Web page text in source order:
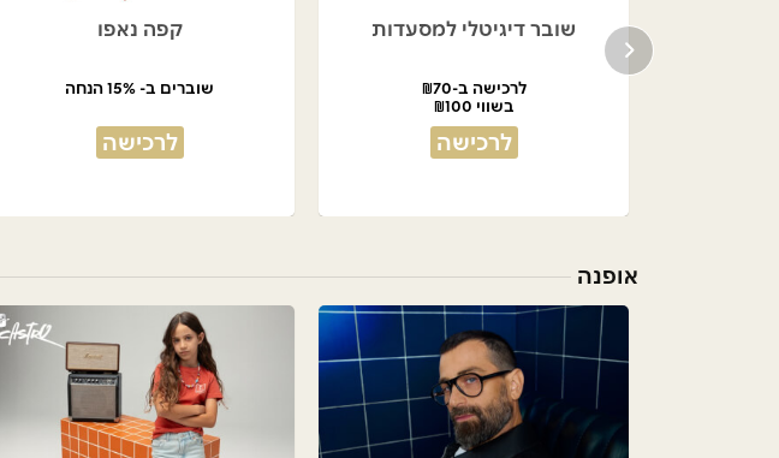
קפה נאפו
שוברים ב- 15% הנחה
לרכישה
שובר דיגיטלי למסעדות
לרכישה ב-₪70
בשווי ₪100
לרכישה
אופנה